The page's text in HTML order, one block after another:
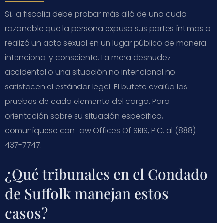
Sí, la fiscalía debe probar más allá de una duda
razonable que la persona expuso sus partes íntimas o
realizó un acto sexual en un lugar público de manera
intencional y consciente. La mera desnudez
accidental o una situación no intencional no
satisfacen el estándar legal. El bufete evalúa las
pruebas de cada elemento del cargo. Para
orientación sobre su situación específica,
comuníquese con Law Offices Of SRIS, P.C. al (888)
437-7747.
¿Qué tribunales en el Condado
de Suffolk manejan estos
casos?